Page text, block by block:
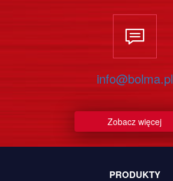
info@bolma.pl
Zobacz więcej
PRODUKTY